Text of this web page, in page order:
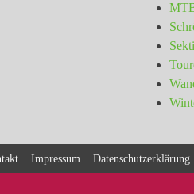
Impressum Datenschutzerklärung